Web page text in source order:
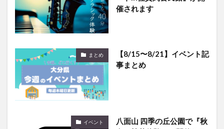
催されます
まとめ
【8/15〜8/21】イベント記
事まとめ
イベント
八面山 四季の丘公園で『秋